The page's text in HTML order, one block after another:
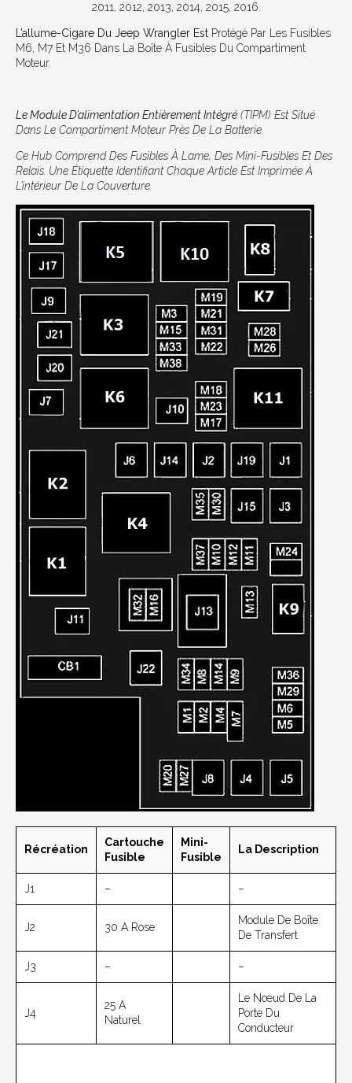
2011, 2012, 2013, 2014, 2015, 2016.
L’allume-Cigare Du Jeep Wrangler Est Protégé Par Les Fusibles
M6, M7 Et M36 Dans La Boîte À Fusibles Du Compartiment
Moteur.
Le Module D’alimentation Entièrement Intégré (TIPM) Est Situé
Dans Le Compartiment Moteur Près De La Batterie.
Ce Hub Comprend Des Fusibles À Lame, Des Mini-Fusibles Et Des
Relais. Une Étiquette Identifiant Chaque Article Est Imprimée À
L’intérieur De La Couverture.
Récréation
Cartouche
Fusible
Mini-
Fusible
La Description
J1 – –
J2 30 A Rose
Module De Boîte
De Transfert
J3 – –
J4
25 A
Naturel
Le Nœud De La
Porte Du
Conducteur